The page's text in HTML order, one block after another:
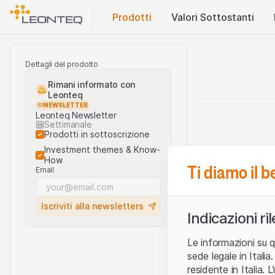
Prodotti Valori Sottostanti
Dettagli del prodotto
Rimani informato con
Leonteq
NEWSLETTER
Leonteq Newsletter
Settimanale
Prodotti in sottoscrizione
Investment themes & Know-
How
Email
Iscriviti alla newsletters
Ti diamo il
Indicazioni
Le informazioni su
sede legale in
residente in Italia.